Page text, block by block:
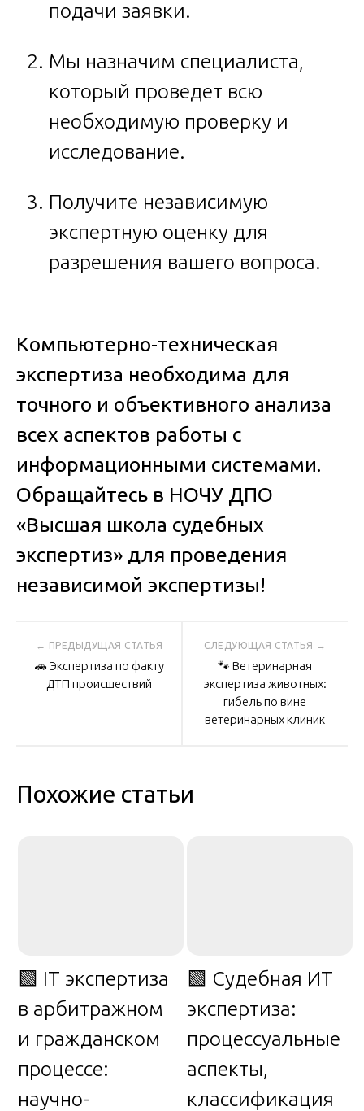
подачи заявки.
Мы назначим специалиста,
который проведет всю
необходимую проверку и
исследование.
Получите независимую
экспертную оценку для
разрешения вашего вопроса.
Компьютерно-техническая
экспертиза необходима для
точного и объективного анализа
всех аспектов работы с
информационными системами.
Обращайтесь в НОЧУ ДПО
«Высшая школа судебных
экспертиз» для проведения
независимой экспертизы!
Навигация
по
🚗 Экспертиза по факту
ДТП происшествий
🐾 Ветеринарная
экспертиза животных:
гибель по вине
ветеринарных клиник
Похожие статьи
🟩 IT экспертиза
в арбитражном
и гражданском
процессе:
научно-
🟩 Судебная ИТ
экспертиза:
процессуальные
аспекты,
классификация